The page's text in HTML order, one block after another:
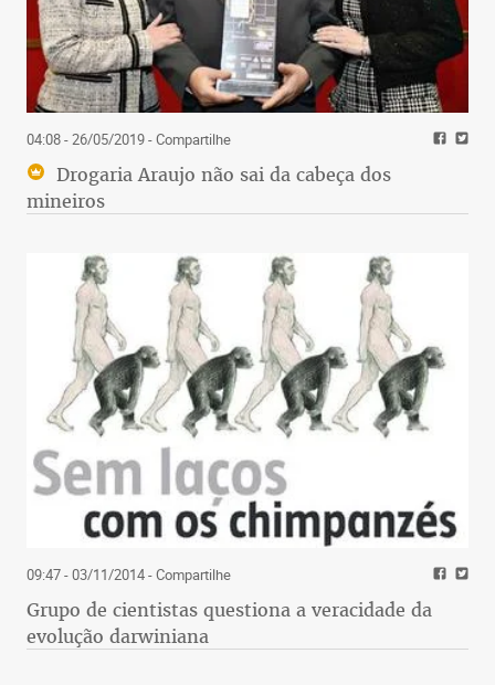
04:08 - 26/05/2019- Compartilhe
Drogaria Araujo não sai da cabeça dos
mineiros
09:47 - 03/11/2014- Compartilhe
Grupo de cientistas questiona a veracidade da
evolução darwiniana